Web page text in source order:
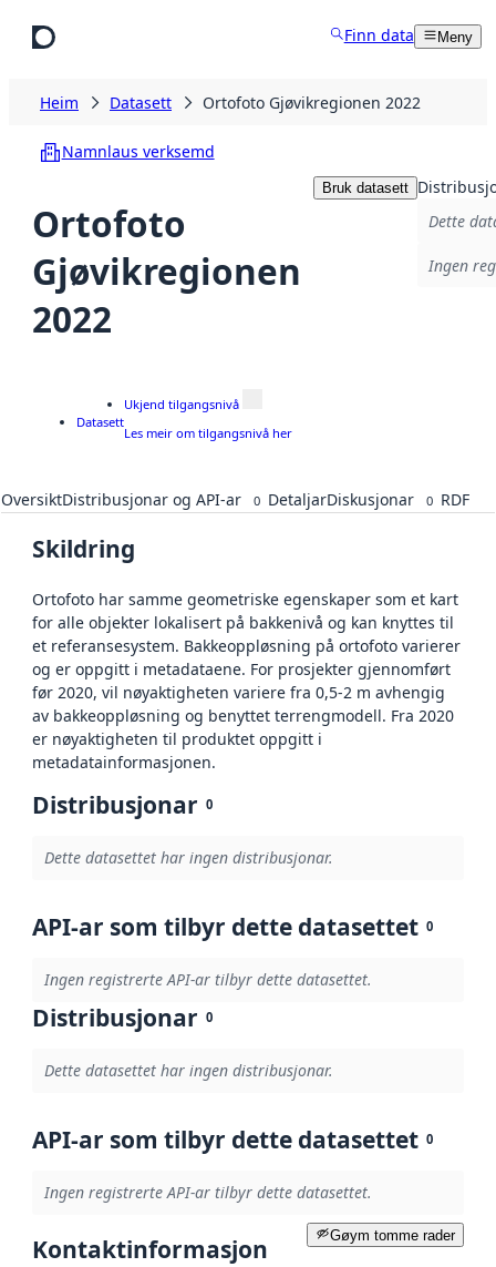
Finn data Meny
Heim Datasett Ortofoto Gjøvikregionen 2022
Namnlaus verksemd
Ortofoto
Gjøvikregionen
2022
Bruk datasett
Dette
Ingen
Datasett
Ukjend tilgangsnivå
Les meir om tilgangsnivå her
OversiktDistribusjonar og API-ar 0 DetaljarDiskusjonar 0 RDF
Skildring
Ortofoto har samme geometriske egenskaper som et kart
for alle objekter lokalisert på bakkenivå og kan knyttes til
et referansesystem. Bakkeoppløsning på ortofoto varierer
og er oppgitt i metadataene. For prosjekter gjennomført
før 2020, vil nøyaktigheten variere fra 0,5-2 m avhengig
av bakkeoppløsning og benyttet terrengmodell. Fra 2020
er nøyaktigheten til produktet oppgitt i
metadatainformasjonen.
Distribusjonar 0
Dette datasettet har ingen distribusjonar.
API-ar som tilbyr dette datasettet 0
Ingen registrerte API-ar tilbyr dette datasettet.
Distribusjonar 0
Dette datasettet har ingen distribusjonar.
API-ar som tilbyr dette datasettet 0
Ingen registrerte API-ar tilbyr dette datasettet.
Gøym tomme rader
Kontaktinformasjon